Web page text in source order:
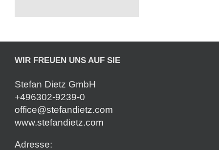
WIR FREUEN UNS AUF SIE
Stefan Dietz GmbH
+496302-9239-0
office@stefandietz.com
www.stefandietz.com
Adresse: